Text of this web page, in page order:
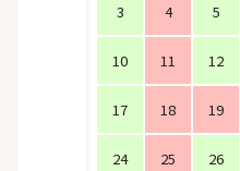
3 4 5
10 11 12
17 18 19
24 25 26